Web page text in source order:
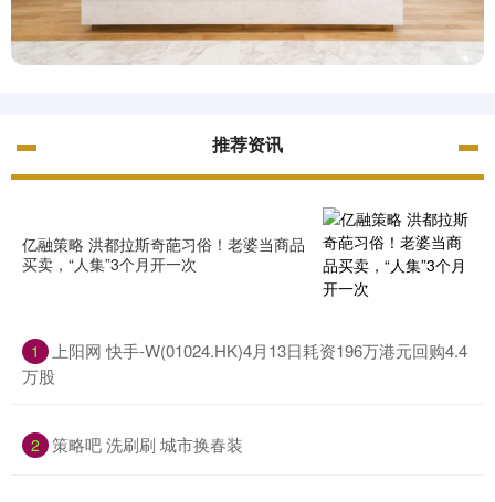
推荐资讯
亿融策略 洪都拉斯奇葩习俗！老婆当商品
买卖，“人集”3个月开一次
1
上阳网 快手-W(01024.HK)4月13日耗资196万港元回购4.4
万股
2 策略吧 洗刷刷 城市换春装